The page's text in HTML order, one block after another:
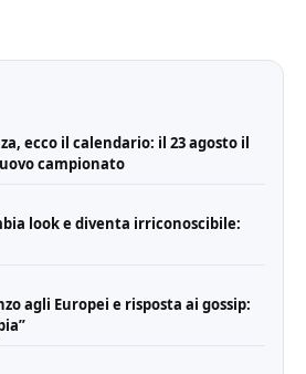
ecco il calendario: il 23 agosto il
campionato
look e diventa irriconoscibile:
agli Europei e risposta ai gossip: